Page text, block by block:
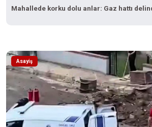
Mahallede korku dolu anlar: Gaz hattı
Asayiş